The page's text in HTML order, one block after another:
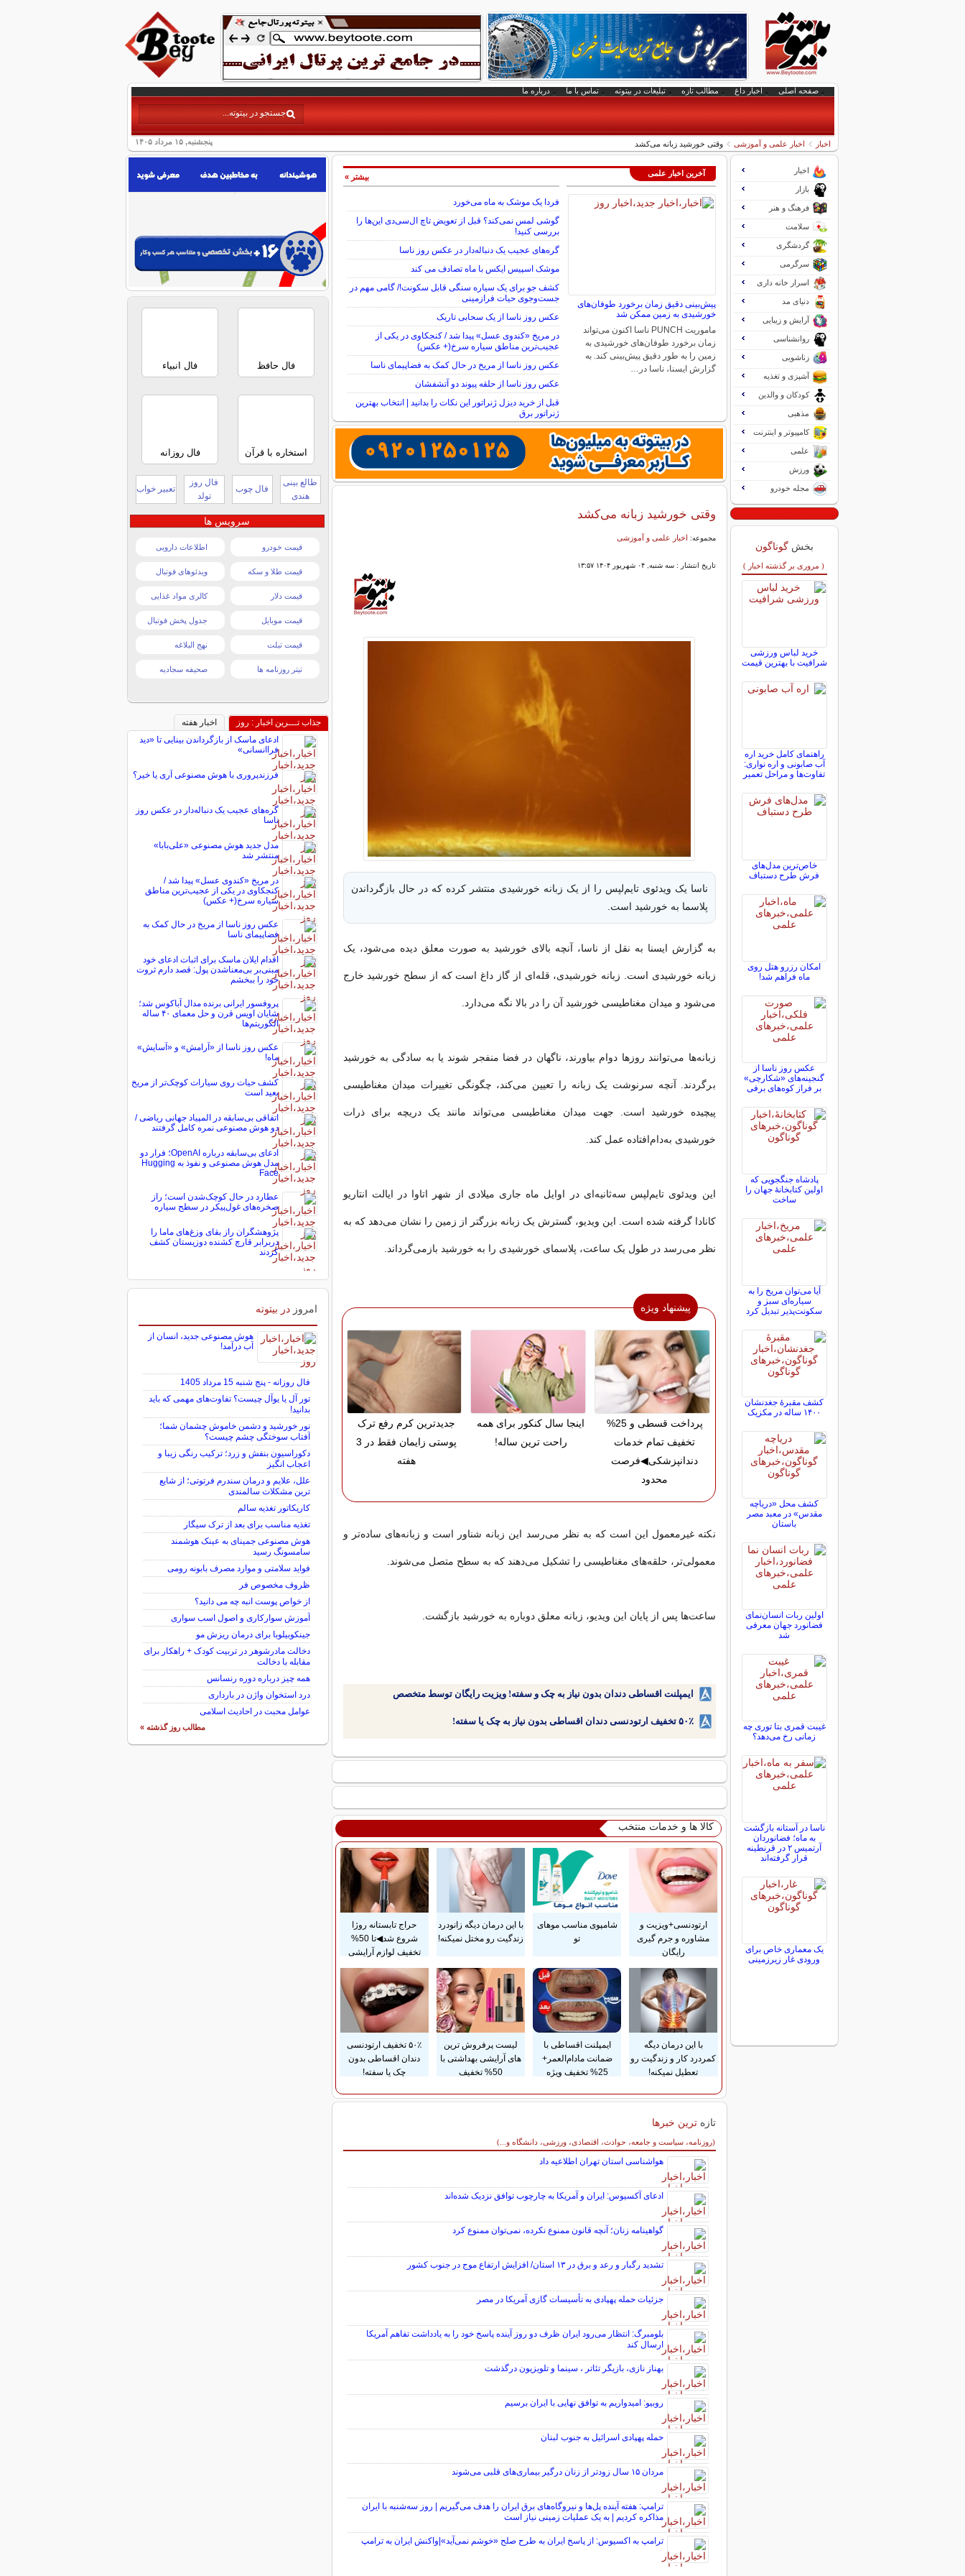
صفحه اصلی اخبار داغ مطالب تازه تبلیغات در بیتوته تماس با ما درباره ما
پنجشنبه, ۱۵ مرداد ۱۴۰۵ اخبار اخبار علمی و آموزشی وقتی خورشید زبانه می‌کشد
آخرین اخبار علمی
پیش‌بینی دقیق زمان برخورد طوفان‌های
خورشیدی به زمین ممکن شد
ماموریت PUNCH ناسا اکنون می‌تواند
زمان برخورد طوفان‌های خورشیدی به
زمین را به طور دقیق پیش‌بینی کند. به
گزارش ایسنا، ناسا در…
فردا یک موشک به ماه می‌خورد
گوشی لمس نمی‌کند؟ قبل از تعویض تاچ ال‌سی‌دی این‌ها را
بررسی کنید!
گره‌های عجیب یک دنباله‌دار در عکس روز ناسا
موشک اسپیس ایکس با ماه تصادف می کند
کشف جو برای یک سیاره سنگی قابل سکونت!/ گامی مهم در
جست‌وجوی حیات فرازمینی
عکس روز ناسا از یک سحابی تاریک
در مریخ «کندوی عسل» پیدا شد / کنجکاوی در یکی از
عجیب‌ترین مناطق سیاره سرخ(+ عکس)
عکس روز ناسا از مریخ در حال کمک به فضاپیمای ناسا
عکس روز ناسا از حلقه پیوند دو آتشفشان
قبل از خرید دیزل ژنراتور این نکات را بدانید | انتخاب بهترین
ژنراتور برق
بیشتر »
وقتی خورشید زبانه می‌کشد
مجموعه: اخبار علمی و آموزشی
تاریخ انتشار : سه شنبه, ۰۴ شهریور ۱۴۰۴ ۱۳:۵۷
ناسا یک ویدئوی تایم‌لپس را از یک زبانه خورشیدی منتشر کرده که در حال بازگرداندن
پلاسما به خورشید است.
به گزارش ایسنا به نقل از ناسا، آنچه بالای خورشید به صورت معلق دیده می‌شود، یک
زبانه خورشیدی است. زبانه خورشیدی، قله‌ای از گاز داغ است که از سطح خورشید خارج
می‌شود و میدان مغناطیسی خورشید آن را در بالا نگه می‌دارد.
زبانه‌ها می‌توانند روزها دوام بیاورند، ناگهان در فضا منفجر شوند یا به سادگی به خورشید
برگردند. آنچه سرنوشت یک زبانه را تعیین می‌کند، چگونگی تغییرات میدان مغناطیسی
پیچیده خورشید است. جهت میدان مغناطیسی می‌تواند مانند یک دریچه برای ذرات
خورشیدی به‌دام‌افتاده عمل کند.
این ویدئوی تایم‌لپس سه‌ثانیه‌ای در اوایل ماه جاری میلادی از شهر اتاوا در ایالت انتاریو
کانادا گرفته شده است. این ویدیو، گسترش یک زبانه بزرگتر از زمین را نشان می‌دهد که به
نظر می‌رسد در طول یک ساعت، پلاسمای خورشیدی را به خورشید بازمی‌گرداند.
پیشنهاد ویژه
پرداخت قسطی و 25%
تخفیف تمام خدمات
دندانپزشکی◀فرصت
محدود
اینجا سال کنکور برای همه
راحت ترین ساله!
جدیدترین کرم رفع ترک
پوستی زایمان فقط در 3
هفته
نکته غیرمعمول این است که به نظر می‌رسد این زبانه شناور است و زبانه‌های ساده‌تر و
معمولی‌تر، حلقه‌های مغناطیسی را تشکیل می‌دهند که به سطح متصل می‌شوند.
ساعت‌ها پس از پایان این ویدیو، زبانه معلق دوباره به خورشید بازگشت.
ایمپلنت اقساطی دندان بدون نیاز به چک و سفته! ویزیت رایگان توسط متخصص
۵۰٪ تخفیف ارتودنسی دندان اقساطی بدون نیاز به چک یا سفته!
کالا ها و خدمات منتخب
ارتودنسی+ویزیت و
مشاوره و جرم گیری
رایگان
شامپوی مناسب موهای
تو
با این درمان دیگه زانودرد
زندگیت رو مختل نمیکنه!
حراج تابستانه روژا
شروع شد◀تا 50%
تخفیف لوازم آرایشی
با این درمان دیگه
کمردرد کار و زندگیت رو
تعطیل نمیکنه!
ایمپلنت اقساطی با
ضمانت مادام‌العمر+
25% تخفیف ویژه
لیست پرفروش ترین
های آرایشی بهداشتی با
50% تخفیف
۵۰٪ تخفیف ارتودنسی
دندان اقساطی بدون
چک یا سفته!
تازه ترین خبرها
(روزنامه، سیاست و جامعه، حوادث، اقتصادی، ورزشی، دانشگاه و...)
سایر خبرهای داغ
هواشناسی استان تهران اطلاعیه داد
ادعای آکسیوس: ایران و آمریکا به چارچوب توافق نزدیک شده‌اند
گواهینامه زنان؛ آنچه قانون ممنوع نکرده، نمی‌توان ممنوع کرد
تشدید رگبار و رعد و برق در ۱۳ استان/ افزایش ارتفاع موج در جنوب کشور
جزئیات حمله پهپادی به تأسیسات گازی آمریکا در مصر
بلومبرگ: انتظار می‌رود ایران ظرف دو روز آینده پاسخ خود را به یادداشت تفاهم آمریکا
ارسال کند
بهناز نازی، بازیگر تئاتر ، سینما و تلویزیون درگذشت
روبیو: امیدواریم به توافق نهایی با ایران برسیم
حمله پهپادی اسرائیل به جنوب لبنان
مردان ۱۵ سال زودتر از زنان درگیر بیماری‌های قلبی می‌شوند
ترامپ: هفته آینده پل‌ها و نیروگاه‌های برق ایران را هدف می‌گیریم | روز سه‌شنبه با ایران
مذاکره کردیم | به یک عملیات زمینی نیاز است
ترامپ به اکسیوس: از پاسخ ایران به طرح صلح «خوشم نمی‌آید»|واکنش ایران به ترامپ
اخبار
بازار
فرهنگ و هنر
سلامت
گردشگری
سرگرمی
اسرار خانه داری
دنیای مد
آرایش و زیبایی
روانشناسی
زناشویی
آشپزی و تغذیه
کودکان و والدین
مذهبی
کامپیوتر و اینترنت
علمی
ورزش
مجله خودرو
بخش گوناگون
( مروری بر گذشته اخبار )
خرید لباس ورزشی
شرافیت با بهترین قیمت
راهنمای کامل خرید اره
آب صابونی و اره نواری:
تفاوت‌ها و مراحل تعمیر
خاص‌ترین مدل‌های
فرش طرح دستباف
امکان رزرو هتل روی
ماه فراهم شد!
عکس روز ناسا از
گنجینه‌های «شکارچی»
بر فراز کوه‌های برفی
پادشاه جنگجویی که
اولین کتابخانۀ جهان را
ساخت
آیا می‌توان مریخ را به
سیاره‌ای سبز و
سکونت‌پذیر تبدیل کرد
کشف مقبرۀ جغدنشان
۱۴۰۰ ساله در مکزیک
کشف محل «دریاچه
مقدس» در معبد مصر
باستان
اولین ربات انسان‌نمای
فضانورد جهان معرفی
شد
غیبت قمری بتا توری چه
زمانی رخ می‌دهد؟
ناسا در آستانه بازگشت
به ماه؛ فضانوردان
آرتمیس ۲ در قرنطینه
قرار گرفته‌اند
یک معماری خاص برای
ورودی غار زیرزمینی
فال حافظ فال انبیاء
استخاره با قرآن فال روزانه
طالع بینی
هندی
فال چوب
فال روز
تولد
تعبیر خواب
سرویس ها
قیمت خودرو اطلاعات دارویی
قیمت طلا و سکه ویدئوهای فوتبال
قیمت دلار کالری مواد غذایی
قیمت موبایل جدول پخش فوتبال
قیمت تبلت نهج البلاغه
تیتر روزنامه ها صحیفه سجادیه
جذاب تـــرین اخبار : روز
اخبار هفته
ادعای ماسک از بازگرداندن بینایی تا «دید
فراانسانی»
فرزندپروری با هوش مصنوعی آری یا خیر؟
گره‌های عجیب یک دنباله‌دار در عکس روز
ناسا
مدل جدید هوش مصنوعی «علی‌بابا»
منتشر شد
در مریخ «کندوی عسل» پیدا شد /
کنجکاوی در یکی از عجیب‌ترین مناطق
سیاره سرخ(+ عکس)
عکس روز ناسا از مریخ در حال کمک به
فضاپیمای ناسا
اقدام ایلان ماسک برای اثبات ادعای خود
مبنی‌بر بی‌معناشدن پول: قصد دارم ثروت
خود را ببخشم
پروفسور ایرانی برنده مدال آباکوس شد؛
شایان اویس قرن و حل معمای ۴۰ ساله
الگوریتم‌ها
عکس روز ناسا از «آرامش» و «آسایش»
ماه!
کشف حیات روی سیارات کوچک‌تر از مریخ
بعید است
اتفاقی بی‌سابقه در المپیاد جهانی ریاضی /
دو هوش مصنوعی نمره کامل گرفتند
ادعای بی‌سابقه درباره OpenAI؛ فرار دو
مدل هوش مصنوعی و نفوذ به Hugging
Face
عطارد در حال کوچک‌شدن است؛ راز
صخره‌های غول‌پیکر در سطح سیاره
پژوهشگران راز بقای وزغ‌های ماما را
دربرابر قارچ کشنده دوزیستان کشف
کردند
امروز در بیتوته
هوش مصنوعی جدید، انسان از
آب درآمد!
فال روزانه - پنج شنبه 15 مرداد 1405
تور آل یا یوآل چیست؟ تفاوت‌های مهمی که باید
بدانید!
نور خورشید و دشمن خاموش چشمان شما؛
آفتاب سوختگی چشم چیست؟
دکوراسیون بنفش و زرد؛ ترکیب رنگی زیبا و
اعجاب انگیز
علل، علایم و درمان سندرم فرتوتی؛ از شایع
ترین مشکلات سالمندی
کاریکاتور تغذیه سالم
تغذیه مناسب برای بعد از ترک سیگار
هوش مصنوعی جمینای به عینک هوشمند
سامسونگ رسید
فواید سلامتی و موارد مصرف بابونه رومی
ظروف مخصوص فر
از خواص پوست انبه چه می دانید؟
آموزش سوارکاری و اصول اسب سواری
جینکوبیلوبا برای درمان ریزش مو
دخالت مادرشوهر در تربیت کودک + راهکار برای
مقابله با دخالت
همه چیز درباره دوره رنسانس
درد استخوان واژن در بارداری
عوامل محبت در احادیث اسلامى
مطالب روز گذشته »